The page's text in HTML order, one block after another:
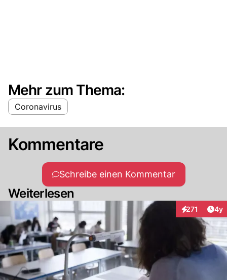
Mehr zum Thema:
Coronavirus
Kommentare
Schreibe einen Kommentar
Weiterlesen
271
Interaktionen
4y